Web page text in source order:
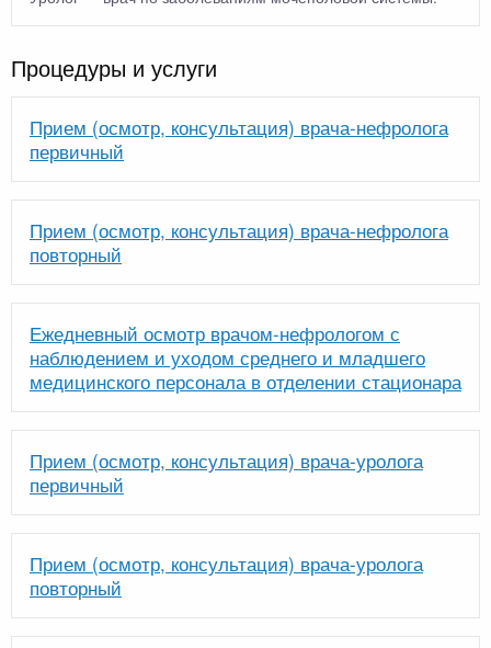
Процедуры и услуги
Прием (осмотр, консультация) врача-нефролога
первичный
Прием (осмотр, консультация) врача-нефролога
повторный
Ежедневный осмотр врачом-нефрологом с
наблюдением и уходом среднего и младшего
медицинского персонала в отделении стационара
Прием (осмотр, консультация) врача-уролога
первичный
Прием (осмотр, консультация) врача-уролога
повторный